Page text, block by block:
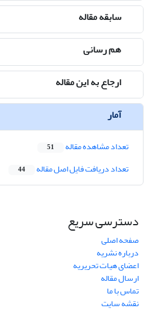
سابقه مقاله
هم رسانی
ارجاع به این مقاله
آمار
تعداد مشاهده مقاله 51
تعداد دریافت فایل اصل مقاله 44
دسترسی سریع
صفحه اصلی
درباره نشریه
اعضای هیات تحریریه
ارسال مقاله
تماس با ما
نقشه سایت